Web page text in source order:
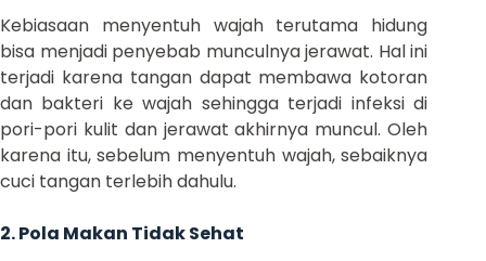
Kebiasaan menyentuh wajah terutama hidung
bisa menjadi penyebab munculnya jerawat. Hal ini
terjadi karena tangan dapat membawa kotoran
dan bakteri ke wajah sehingga terjadi infeksi di
pori-pori kulit dan jerawat akhirnya muncul. Oleh
karena itu, sebelum menyentuh wajah, sebaiknya
cuci tangan terlebih dahulu.
2. Pola Makan Tidak Sehat